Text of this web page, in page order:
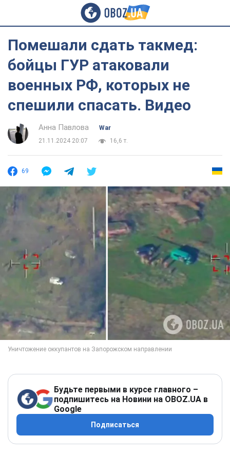
Помешали сдать такмед:
бойцы ГУР атаковали
военных РФ, которых не
спешили спасать. Видео
Анна Павлова
War
21.11.2024 20:07
16,6 т.
69
Будьте первыми в курсе главного –
подпишитесь на Новини на OBOZ.UA в
Google
Подписаться